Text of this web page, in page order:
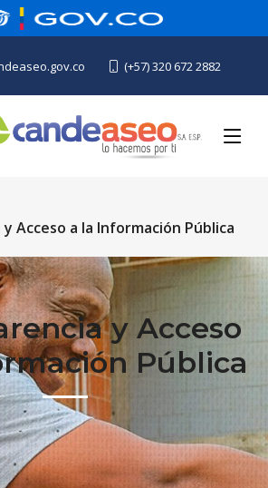
(+57) 320 672 2882
Acceso a la Información Pública
y Acceso
Pública